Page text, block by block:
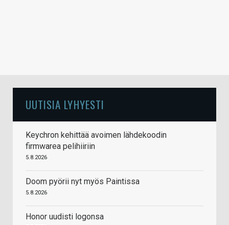
UUTISIA LYHYESTI
Keychron kehittää avoimen lähdekoodin
firmwarea pelihiiriin
5.8.2026
Doom pyörii nyt myös Paintissa
5.8.2026
Honor uudisti logonsa